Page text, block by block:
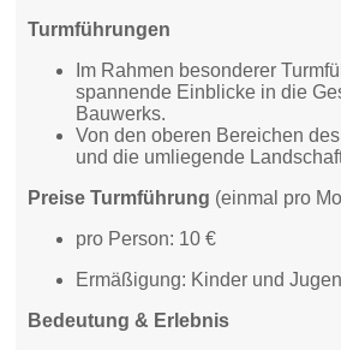
Turmführungen
Im Rahmen besonderer
spannende Einblicke in die
Bauwerks.
Von den oberen Bereichen
und die umliegende
Preise Turmführung (einmal pro
pro Person: 10 €
Ermäßigung: Kinder und
Bedeutung & Erlebnis